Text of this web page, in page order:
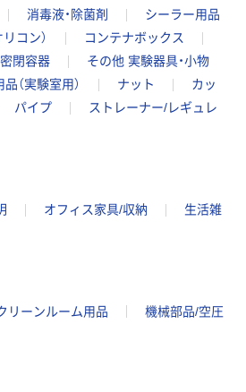
消毒液・除菌剤
シーラー用品
コン）
コンテナボックス
密閉容器
その他 実験器具・小物
（実験室用） ナット
カッ
パイプ
ストレーナー/レギュレ
オフィス家具/収納
生活雑
リーンルーム用品
機械部品/空圧